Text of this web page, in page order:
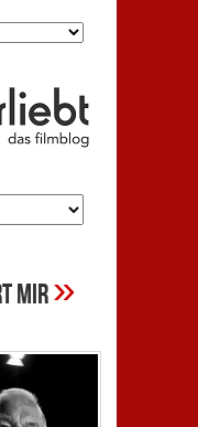
mir»